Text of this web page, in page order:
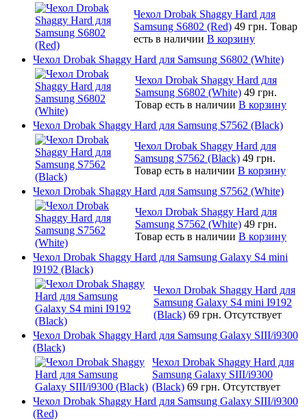
Чехол Drobak Shaggy Hard для
Samsung S6802 (Red) 49 грн. Товар
есть в наличии В корзину
Чехол Drobak Shaggy Hard для Samsung S6802 (White)
Чехол Drobak Shaggy Hard для
Samsung S6802 (White) 49 грн.
Товар есть в наличии В корзину
Чехол Drobak Shaggy Hard для Samsung S7562 (Black)
Чехол Drobak Shaggy Hard для
Samsung S7562 (Black) 49 грн.
Товар есть в наличии В корзину
Чехол Drobak Shaggy Hard для Samsung S7562 (White)
Чехол Drobak Shaggy Hard для
Samsung S7562 (White) 49 грн.
Товар есть в наличии В корзину
Чехол Drobak Shaggy Hard для Samsung Galaxy S4 mini
I9192 (Black)
Чехол Drobak Shaggy Hard для
Samsung Galaxy S4 mini I9192
(Black) 69 грн. Отсутствует
Чехол Drobak Shaggy Hard для Samsung Galaxy SIII/i9300
(Black)
Чехол Drobak Shaggy Hard для
Samsung Galaxy SIII/i9300
(Black) 69 грн. Отсутствует
Чехол Drobak Shaggy Hard для Samsung Galaxy SIII/i9300
(Red)